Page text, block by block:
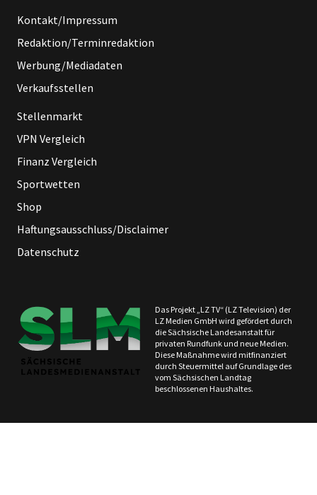
Kontakt/Impressum
Redaktion/Terminredaktion
Werbung/Mediadaten
Verkaufsstellen
Stellenmarkt
VPN Vergleich
Finanz Vergleich
Sportwetten
Shop
Haftungsausschluss/Disclaimer
Datenschutz
Das Projekt „LZ TV“ (LZ Television) der
LZ Medien GmbH wird gefördert durch
die Sächsische Landesanstalt für
privaten Rundfunk und neue Medien.
Diese Maßnahme wird mitfinanziert
durch Steuermittel auf Grundlage des
vom Sächsischen Landtag
beschlossenen Haushaltes.